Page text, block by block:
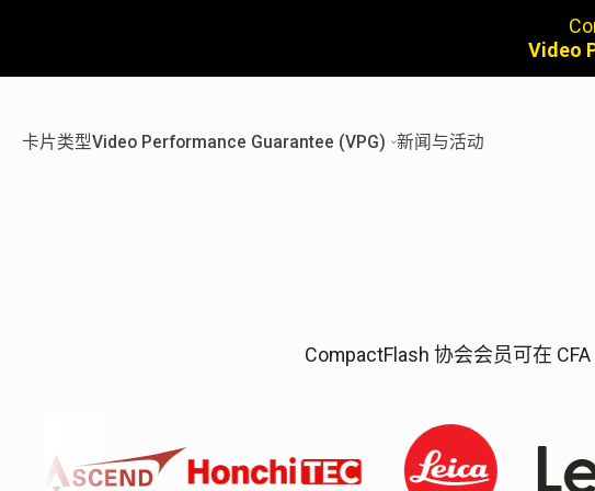
Video
卡片类型Video Performance Guarantee (VPG) 新闻与活动
CompactFlash 协会会员可在